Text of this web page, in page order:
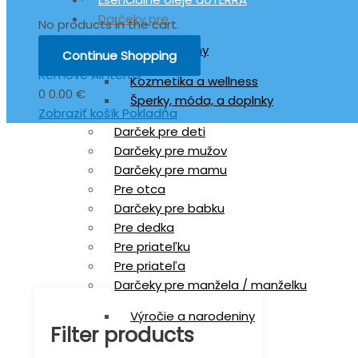
Darčeky pre
Darček pre ženy
Kozmetika a wellness
Šperky, móda, a doplnky
Darček pre deti
Darčeky pre mužov
Darčeky pre mamu
Pre otca
Darčeky pre babku
Pre dedka
Pre priateľku
Pre priateľa
Darčeky pre manžela / manželku
Výročie a narodeniny
No products in the cart.
Continue Shopping
Remove All Items
0 0.00 €
Zobraziť košík Pokladňa
Filter products